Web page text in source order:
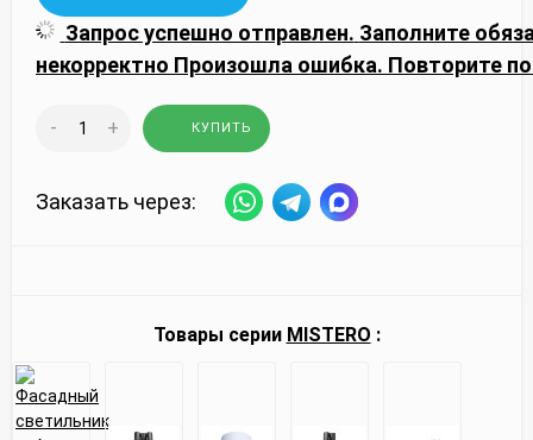
Запрос успешно отправлен. Заполните
некорректно Произошла ошибка. Повторите
- + КУПИТЬ
Заказать через:
Товары серии MISTERO :